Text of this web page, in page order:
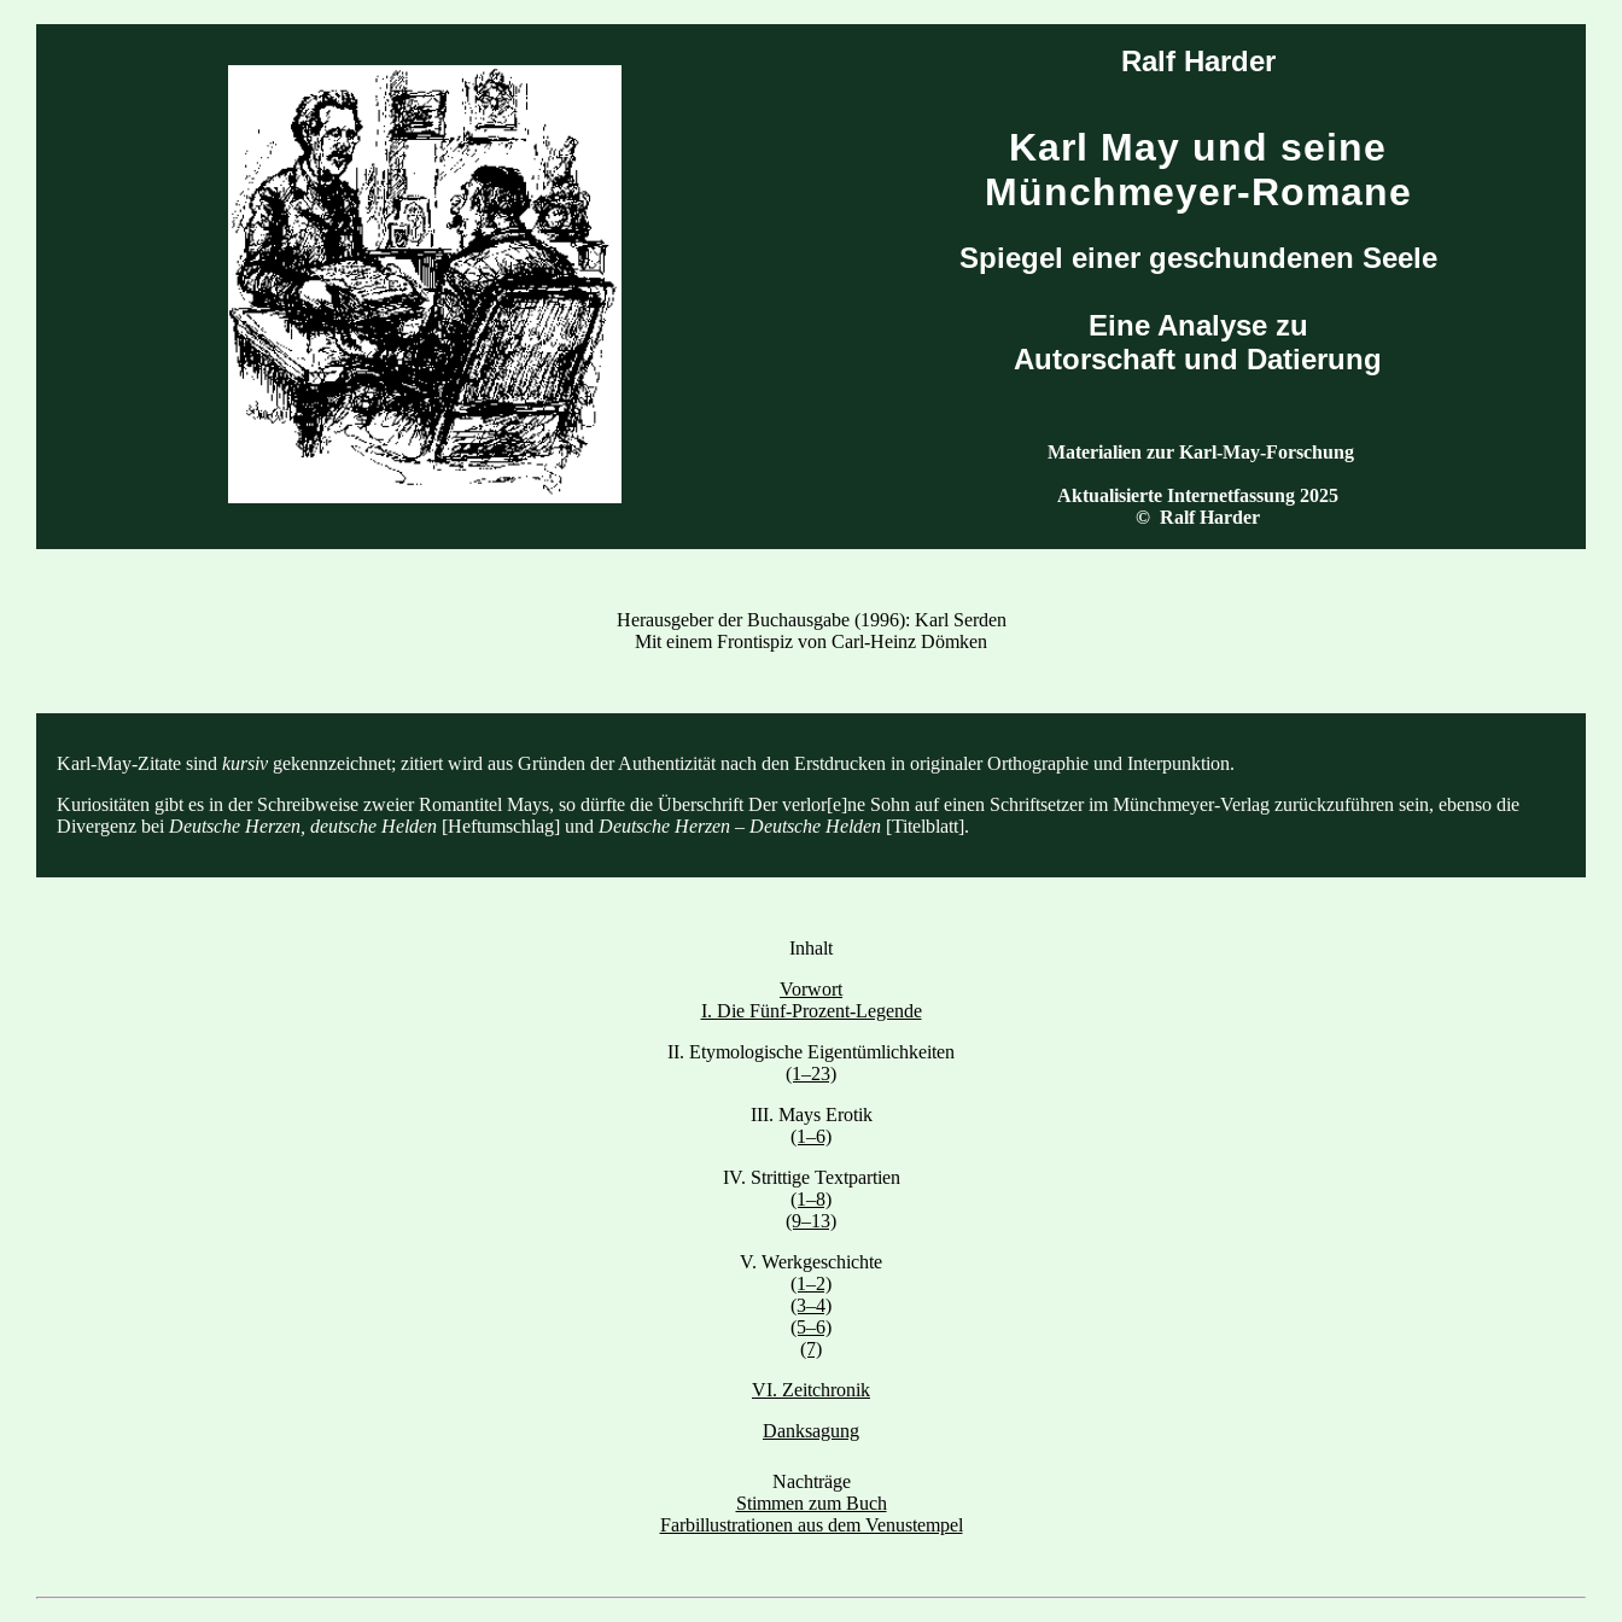
Ralf Harder
Karl May und seine
Münchmeyer-Romane
Spiegel einer geschundenen Seele
Eine Analyse zu
Autorschaft und Datierung
Materialien zur Karl-May-Forschung
Aktualisierte Internetfassung 2025
© Ralf Harder
Herausgeber der Buchausgabe (1996): Karl Serden
Mit einem Frontispiz von Carl-Heinz Dömken
Karl-May-Zitate sind kursiv gekennzeichnet; zitiert wird aus Gründen der Authentizität nach den Erstdrucken in originaler Orthographie und Interpunktion.
Kuriositäten gibt es in der Schreibweise zweier Romantitel Mays, so dürfte die Überschrift Der verlor[e]ne Sohn auf einen Schriftsetzer im Münchmeyer-Verlag zurückzuführen sein, ebenso die
Divergenz bei Deutsche Herzen, deutsche Helden [Heftumschlag] und Deutsche Herzen – Deutsche Helden [Titelblatt].
Inhalt
Vorwort
I. Die Fünf-Prozent-Legende
II. Etymologische Eigentümlichkeiten
(1–23)
III. Mays Erotik
(1–6)
IV. Strittige Textpartien
(1–8)
(9–13)
V. Werkgeschichte
(1–2)
(3–4)
(5–6)
(7)
VI. Zeitchronik
Danksagung
Nachträge
Stimmen zum Buch
Farbillustrationen aus dem Venustempel